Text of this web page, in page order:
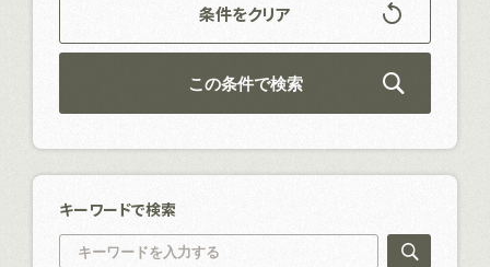
条件をクリア
この条件で検索
キーワードで検索